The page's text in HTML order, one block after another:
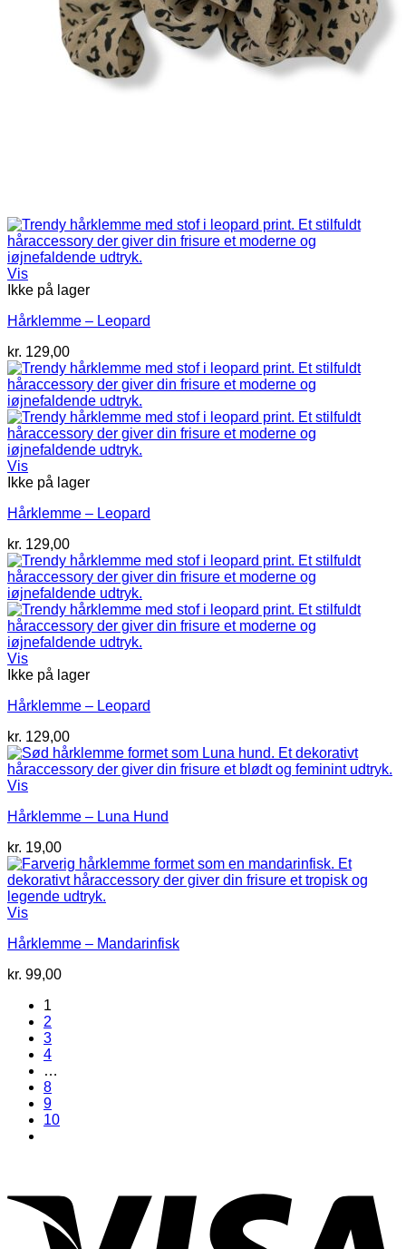
Vis
Ikke på lager
Hårklemme – Leopard
kr. 129,00
Vis
Ikke på lager
Hårklemme – Leopard
kr. 129,00
Vis
Ikke på lager
Hårklemme – Leopard
kr. 129,00
Vis
Hårklemme – Luna Hund
kr. 19,00
Vis
Hårklemme – Mandarinfisk
kr. 99,00
1
2
3
4
…
8
9
10